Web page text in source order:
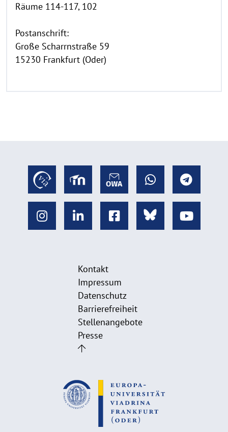
Räume 114-117, 102
Postanschrift:
Große Scharrnstraße 59
15230 Frankfurt (Oder)
Kontakt
Impressum
Datenschutz
Barrierefreiheit
Stellenangebote
Presse